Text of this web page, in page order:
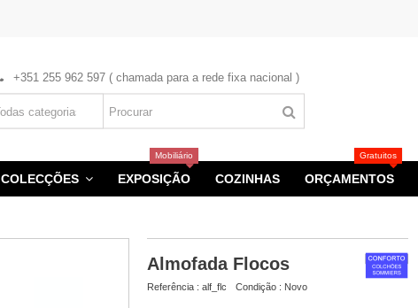
+351 255 962 597 ( chamada para a rede fixa nacional )
COLECÇÕES EXPOSIÇÃO
Mobiliário
COZINHAS ORÇAMENTOS
Gratuitos
Almofada Flocos
Referência : alf_flc Condição : Novo